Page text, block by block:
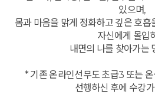
있으며,
몸과 마음을 맑게 정화하고 깊은 호
자신에게 몰입
내면의 나를 찾아가는
* 기존 온라인선무도 초급3 또는
선행하신 후에 수강